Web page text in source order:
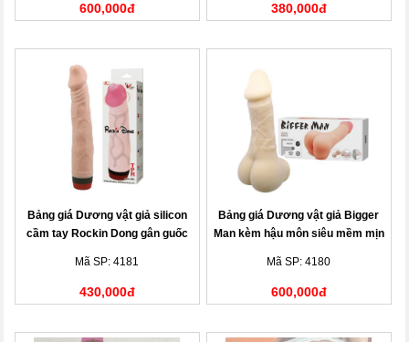
600,000đ 380,000đ
Bảng giá Dương vật giả silicon
cầm tay Rockin Dong gân guốc
Mã SP: 4181
430,000đ
Bảng giá Dương vật giả Bigger
Man kèm hậu môn siêu mềm mịn
Mã SP: 4180
600,000đ